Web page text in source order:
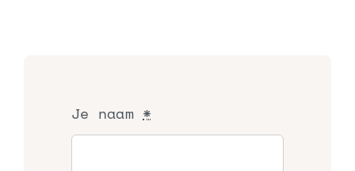
Je naam *